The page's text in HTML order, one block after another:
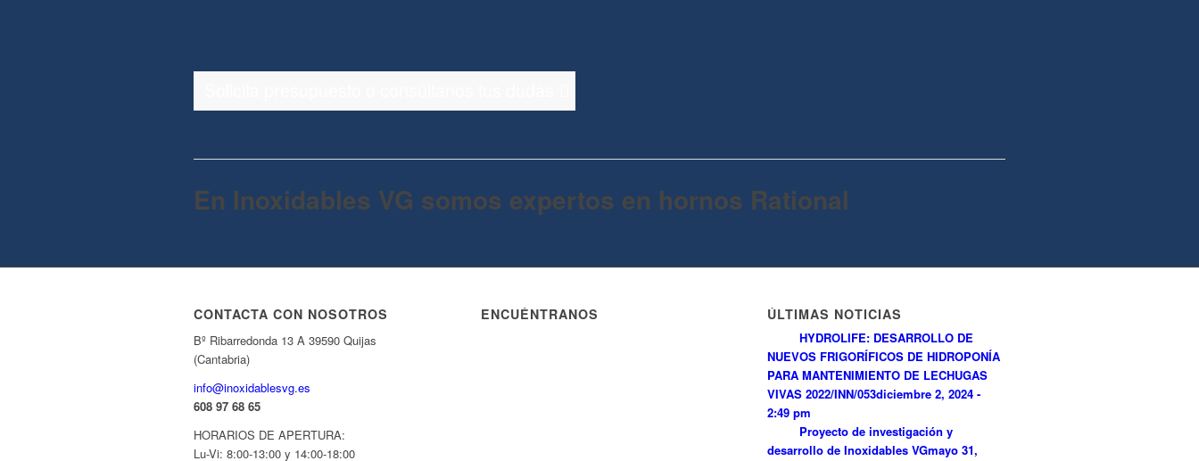
En Inoxidables VG somos expertos en hornos Rational
CONTACTA CON NOSOTROS
Bº Ribarredonda 13 A 39590 Quijas
(Cantabria)
info@inoxidablesvg.es
608 97 68 65
HORARIOS DE APERTURA:
Lu-Vi: 8:00-13:00 y 14:00-18:00
ENCUÉNTRANOS ÚLTIMAS NOTICIAS
HYDROLIFE: DESARROLLO DE
NUEVOS FRIGORÍFICOS DE HIDROPONÍA
PARA MANTENIMIENTO DE LECHUGAS
VIVAS 2022/INN/053diciembre 2, 2024 -
2:49 pm
Proyecto de investigación y
desarrollo de Inoxidables VGmayo 31,